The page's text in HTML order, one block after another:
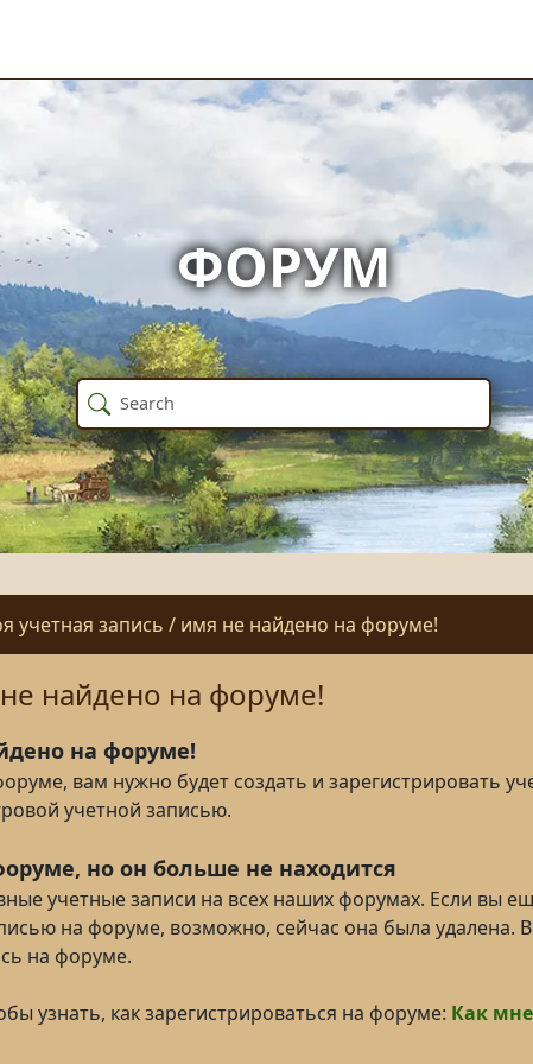
ФОРУМ
учетная запись / имя не найдено на форуме!
найдено на форуме!
на форуме!
вам нужно будет создать и зарегистрировать
учетной записью.
но он больше не находится
учетные записи на всех наших форумах. Если вы
на форуме, возможно, сейчас она была удалена.
на форуме.
узнать, как зарегистрироваться на форуме: Как